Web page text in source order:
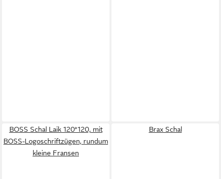
BOSS Schal Laik 120*120, mit
BOSS-Logoschriftzügen, rundum
kleine Fransen
Brax Schal